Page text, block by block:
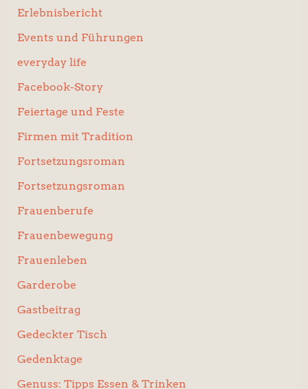
Erlebnisbericht
Events und Führungen
everyday life
Facebook-Story
Feiertage und Feste
Firmen mit Tradition
Fortsetzungsroman
Fortsetzungsroman
Frauenberufe
Frauenbewegung
Frauenleben
Garderobe
Gastbeitrag
Gedeckter Tisch
Gedenktage
Genuss: Tipps Essen & Trinken